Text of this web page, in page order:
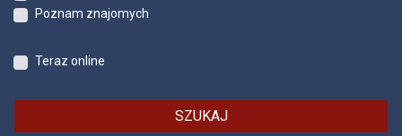
Poznam znajomych
Teraz online
SZUKAJ